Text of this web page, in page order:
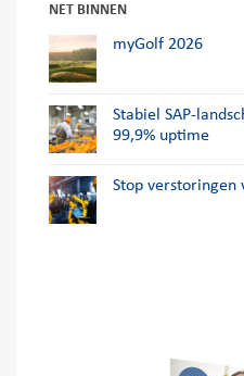
NET BINNEN
myGolf 2026
Stabiel SAP-
99,9% uptime
Stop verstoringen